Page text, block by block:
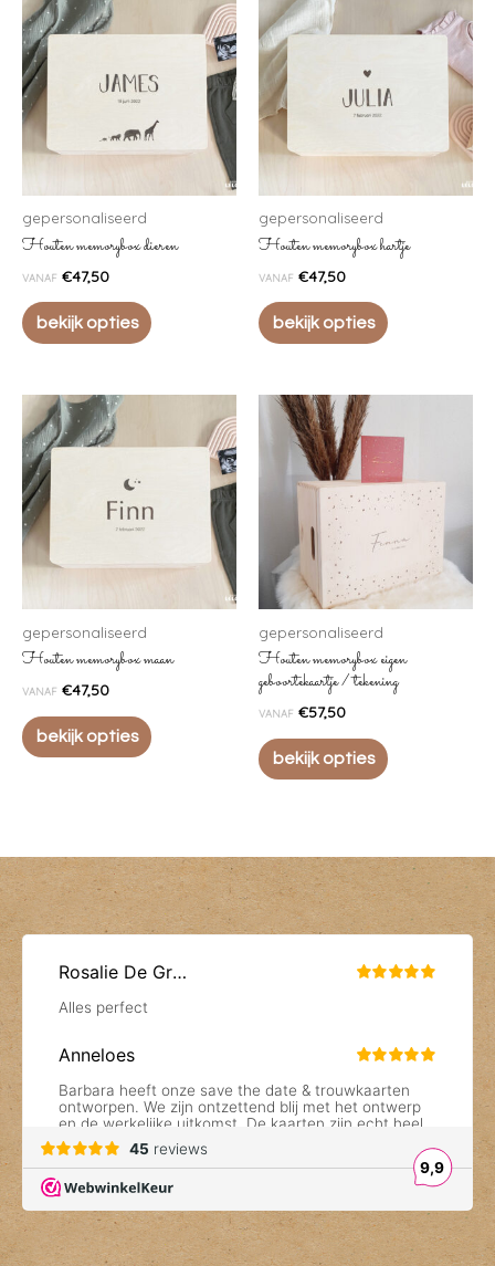
gepersonaliseerd
Houten memorybox dieren
VANAF €47,50
bekijk opties
gepersonaliseerd
Houten memorybox hartje
VANAF €47,50
bekijk opties
gepersonaliseerd
Houten memorybox maan
VANAF €47,50
bekijk opties
gepersonaliseerd
Houten memorybox eigen
geboortekaartje / tekening
VANAF €57,50
bekijk opties